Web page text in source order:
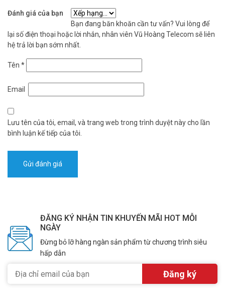
Đánh giá của bạn
Bạn đang băn khoăn cần tư vấn? Vui lòng để
lại số điện thoại hoặc lời nhắn, nhân viên Vũ Hoàng Telecom sẽ liên
hệ trả lời bạn sớm nhất.
Tên *
Email
Lưu tên của tôi, email, và trang web trong trình duyệt này cho lần
bình luận kế tiếp của tôi.
ĐĂNG KÝ NHẬN TIN KHUYẾN MÃI HOT MỖI
NGÀY
Đừng bỏ lỡ hàng ngàn sản phẩm từ chương trình siêu
hấp dẫn